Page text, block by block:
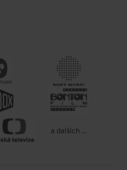
a dalších ...